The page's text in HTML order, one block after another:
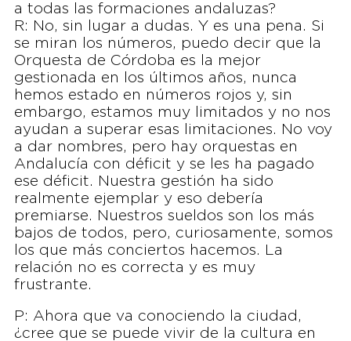
a todas las formaciones andaluzas?
R: No, sin lugar a dudas. Y es una pena. Si
se miran los números, puedo decir que la
Orquesta de Córdoba es la mejor
gestionada en los últimos años, nunca
hemos estado en números rojos y, sin
embargo, estamos muy limitados y no nos
ayudan a superar esas limitaciones. No voy
a dar nombres, pero hay orquestas en
Andalucía con déficit y se les ha pagado
ese déficit. Nuestra gestión ha sido
realmente ejemplar y eso debería
premiarse. Nuestros sueldos son los más
bajos de todos, pero, curiosamente, somos
los que más conciertos hacemos. La
relación no es correcta y es muy
frustrante.
P: Ahora que va conociendo la ciudad,
¿cree que se puede vivir de la cultura en